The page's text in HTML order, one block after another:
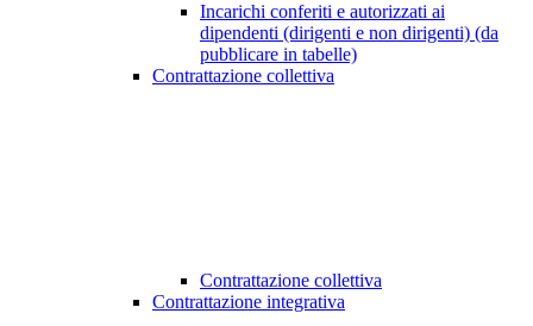
Incarichi conferiti e autorizzati ai
dipendenti (dirigenti e non dirigenti) (da
pubblicare in tabelle)
Contrattazione collettiva
Contrattazione collettiva
Contrattazione integrativa